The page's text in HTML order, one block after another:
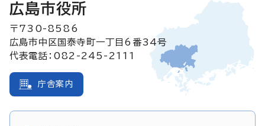
広島市役所
〒730-8586
広島市中区国泰寺町一丁目6番34号
代表電話：082-245-2111
庁舎案内